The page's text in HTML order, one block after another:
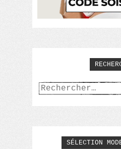
Rechercher :
SÉLECTION